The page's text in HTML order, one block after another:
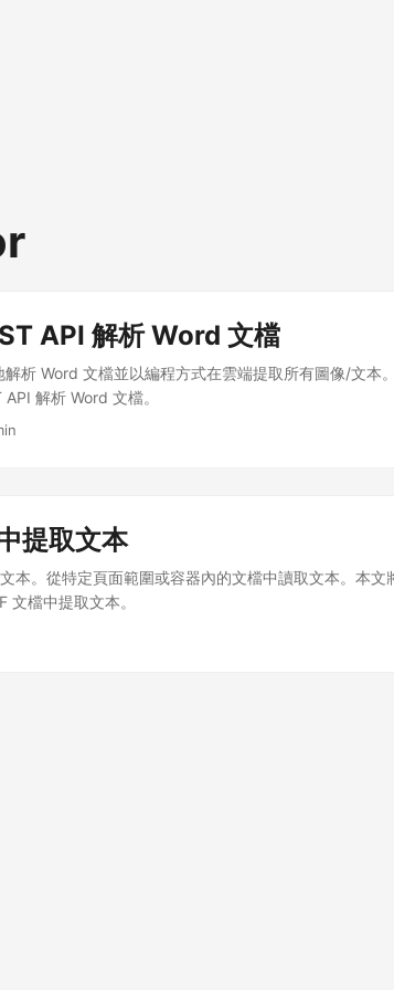
API 解析 Word 文檔
析 Word 文檔並以編程方式在雲端提取所有圖像/文本
解析 Word 文檔。
提取文本
本。從特定頁面範圍或容器內的文檔中讀取文本。本文
文檔中提取文本。